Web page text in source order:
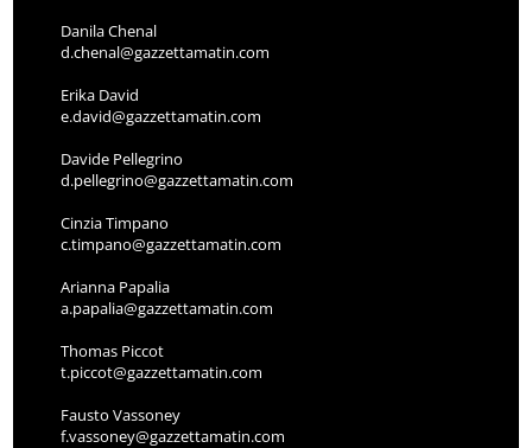
Danila Chenal
d.chenal@gazzettamatin.com
Erika David
e.david@gazzettamatin.com
Davide Pellegrino
d.pellegrino@gazzettamatin.com
Cinzia Timpano
c.timpano@gazzettamatin.com
Arianna Papalia
a.papalia@gazzettamatin.com
Thomas Piccot
t.piccot@gazzettamatin.com
Fausto Vassoney
f.vassoney@gazzettamatin.com